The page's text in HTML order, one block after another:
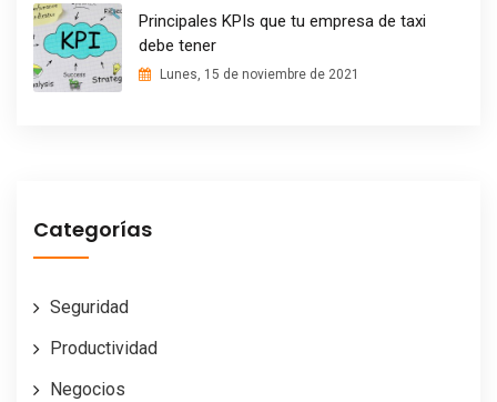
Principales KPIs que tu empresa de taxi
debe tener
Lunes, 15 de noviembre de 2021
Categorías
Seguridad
Productividad
Negocios